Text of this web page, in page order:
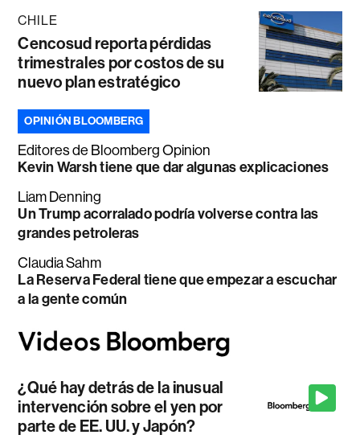
CHILE
Cencosud reporta pérdidas
trimestrales por costos de su
nuevo plan estratégico
OPINIÓN BLOOMBERG
Editores de Bloomberg Opinion
Kevin Warsh tiene que dar algunas explicaciones
Liam Denning
Un Trump acorralado podría volverse contra las
grandes petroleras
Claudia Sahm
La Reserva Federal tiene que empezar a escuchar
a la gente común
¿Qué hay detrás de la inusual
intervención sobre el yen por
parte de EE. UU. y Japón?